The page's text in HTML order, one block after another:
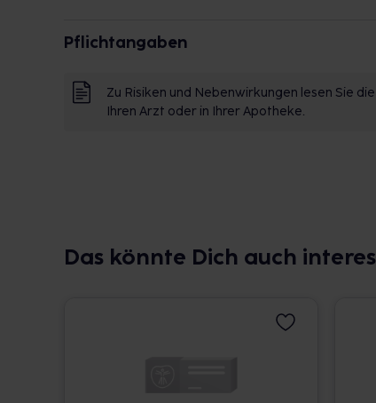
Pflichtangaben
Zu Risiken und Nebenwirkungen lesen Sie
Ihren Arzt oder in Ihrer Apotheke.
Das könnte Dich auch